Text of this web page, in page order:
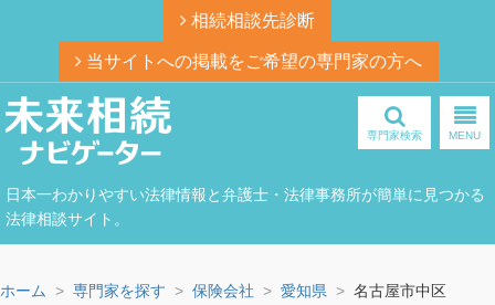
相続相談先診断
当サイトへの掲載をご希望の専門家の方へ
日本一わかりやすい法律情報と弁護士・法律事務所が簡単に見つかる
法律相談サイト。
専門家検索 MENU
ホーム 専門家を探す 保険会社 愛知県 名古屋市中区